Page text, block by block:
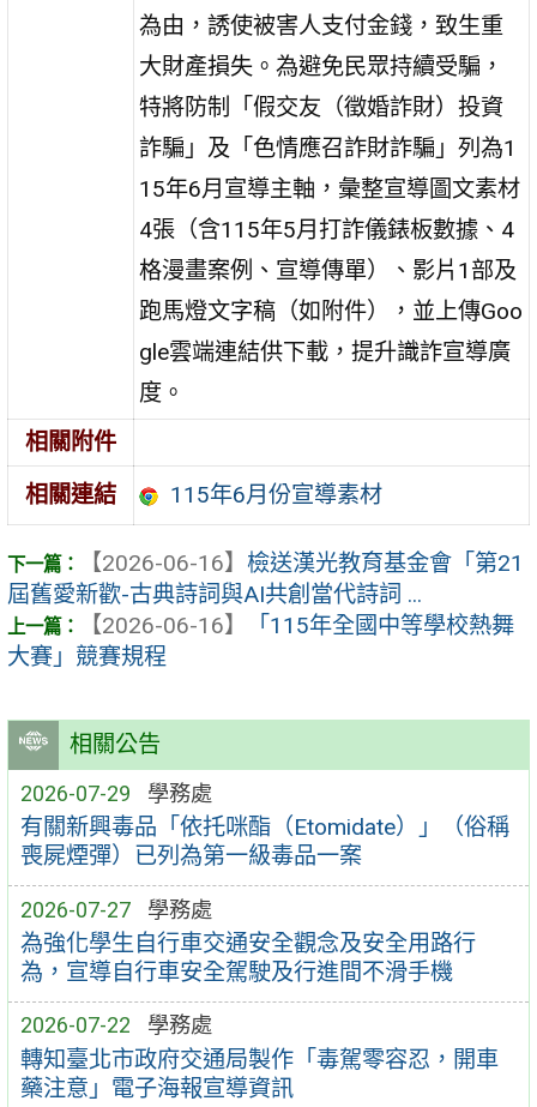
相關公告
2026-07-29 學務處
有關新興毒品「依托咪酯（Etomidate）」（俗稱
喪屍煙彈）已列為第一級毒品一案
2026-07-27 學務處
為強化學生自行車交通安全觀念及安全用路行
為，宣導自行車安全駕駛及行進間不滑手機
2026-07-22 學務處
轉知臺北市政府交通局製作「毒駕零容忍，開車
藥注意」電子海報宣導資訊
為由，誘使被害人支付金錢，致生重
大財產損失。為避免民眾持續受騙，
特將防制「假交友（徵婚詐財）投資
詐騙」及「色情應召詐財詐騙」列為1
15年6月宣導主軸，彙整宣導圖文素材
4張（含115年5月打詐儀錶板數據、4
格漫畫案例、宣導傳單）、影片1部及
跑馬燈文字稿（如附件），並上傳Goo
gle雲端連結供下載，提升識詐宣導廣
度。
相關附件
相關連結
115年6月份宣導素材
【2026-06-16】 檢送漢光教育基金會「第21
屆舊愛新歡-古典詩詞與AI共創當代詩詞 ...
【2026-06-16】
「115年全國中等學校熱舞
大賽」競賽規程